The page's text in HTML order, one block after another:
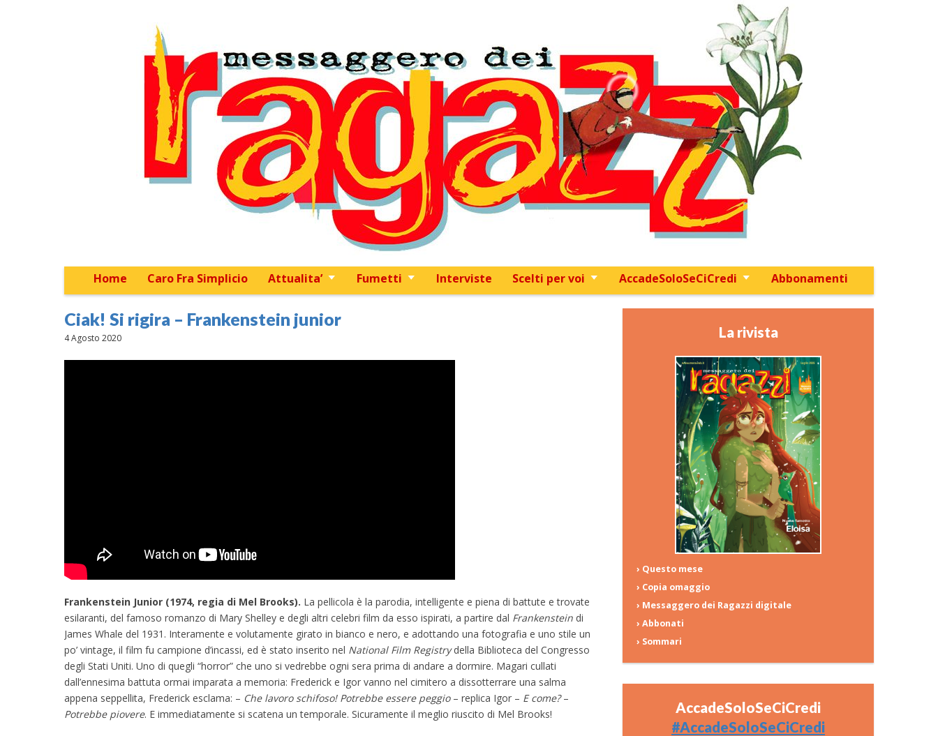
Skip to content
Home Caro Fra Simplicio Attualita’ Fumetti Interviste Scelti per voi AccadeSoloSeCiCredi Abbonamenti
Sub menu
Ciak! Si rigira – Frankenstein junior
4 Agosto 2020
Frankenstein Junior (1974, regia di Mel Brooks). La pellicola è la parodia, intelligente e piena di battute e trovate
esilaranti, del famoso romanzo di Mary Shelley e degli altri celebri film da esso ispirati, a partire dal Frankenstein di
James Whale del 1931. Interamente e volutamente girato in bianco e nero, e adottando una fotografia e uno stile un
po’ vintage, il film fu campione d’incassi, ed è stato inserito nel National Film Registrydella Biblioteca del Congresso
degli Stati Uniti. Uno di quegli “horror” che uno si vedrebbe ogni sera prima di andare a dormire. Magari cullati
dall’ennesima battuta ormai imparata a memoria: Frederick e Igor vanno nel cimitero a dissotterrare una salma
appena seppellita, Frederick esclama: – Che lavoro schifoso! Potrebbe essere peggio– replica Igor – E come?–
Potrebbe piovere. E immediatamente si scatena un temporale. Sicuramente il meglio riuscito di Mel Brooks!
La rivista
› Questo mese
› Copia omaggio
› Messaggero dei Ragazzi digitale
› Abbonati
› Sommari
AccadeSoloSeCiCredi
#AccadeSoloSeCiCredi